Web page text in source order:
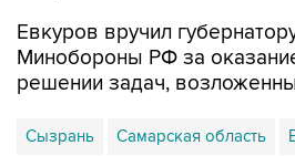
Евкуров вручил
Минобороны РФ за
решении задач,
Сызрань Самарская область